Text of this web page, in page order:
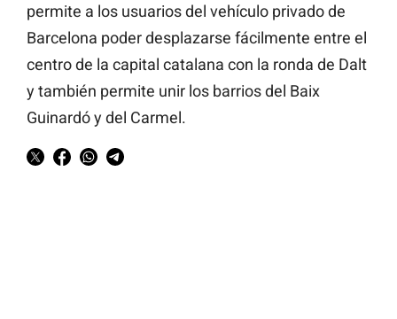
permite a los usuarios del vehículo privado de
Barcelona poder desplazarse fácilmente entre el
centro de la capital catalana con la ronda de Dalt
y también permite unir los barrios del Baix
Guinardó y del Carmel.